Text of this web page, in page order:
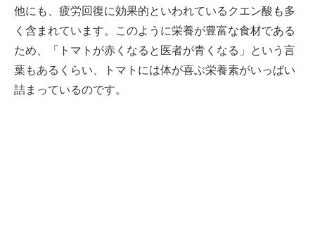
他にも、疲労回復に効果的といわれているクエン酸も多
く含まれています。このように栄養が豊富な食材である
ため、「トマトが赤くなると医者が青くなる」という言
葉もあるくらい、トマトには体が喜ぶ栄養素がいっぱい
詰まっているのです。